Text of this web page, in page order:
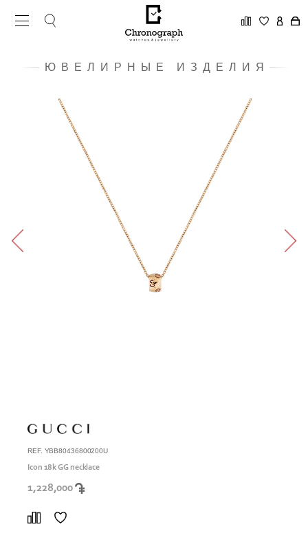
ЮВЕЛИРНЫЕ ИЗДЕЛИЯ
REF. YBB80436800200U
Icon 18k GG necklace
1,228,000